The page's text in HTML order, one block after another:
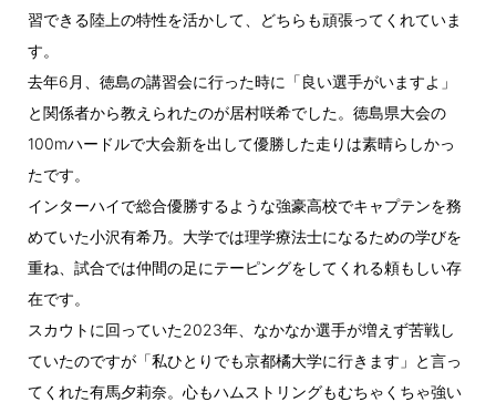
習できる陸上の特性を活かして、どちらも頑張ってくれていま
す。
去年6月、徳島の講習会に行った時に「良い選手がいますよ」
と関係者から教えられたのが居村咲希でした。徳島県大会の
100mハードルで大会新を出して優勝した走りは素晴らしかっ
たです。
インターハイで総合優勝するような強豪高校でキャプテンを務
めていた小沢有希乃。大学では理学療法士になるための学びを
重ね、試合では仲間の足にテーピングをしてくれる頼もしい存
在です。
スカウトに回っていた2023年、なかなか選手が増えず苦戦し
ていたのですが「私ひとりでも京都橘大学に行きます」と言っ
てくれた有馬夕莉奈。心もハムストリングもむちゃくちゃ強い